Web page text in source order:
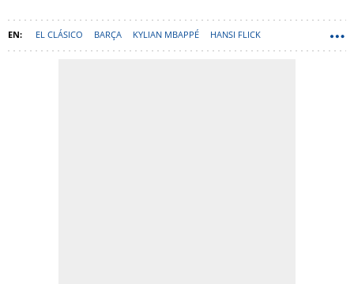
EL CLÁSICO BARÇA KYLIAN MBAPPÉ HANSI FLICK